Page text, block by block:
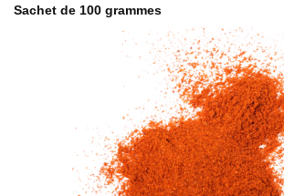
Sachet de 100 grammes